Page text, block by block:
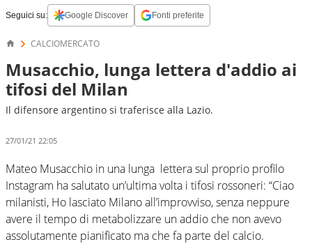
Seguici su: Google Discover Fonti preferite
CALCIOMERCATO
Musacchio, lunga lettera d'addio ai
tifosi del Milan
Il difensore argentino si traferisce alla Lazio.
27/01/21 22:05
Mateo Musacchio in una lunga lettera sul proprio profilo
Instagram ha salutato un’ultima volta i tifosi rossoneri: “Ciao
milanisti, Ho lasciato Milano all’improvviso, senza neppure
avere il tempo di metabolizzare un addio che non avevo
assolutamente pianificato ma che fa parte del calcio.